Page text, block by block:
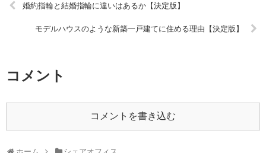
婚約指輪と結婚指輪に違いはあるか【決定版】
モデルハウスのような新築一戸建てに住める理由【決定版】
コメント
コメントを書き込む